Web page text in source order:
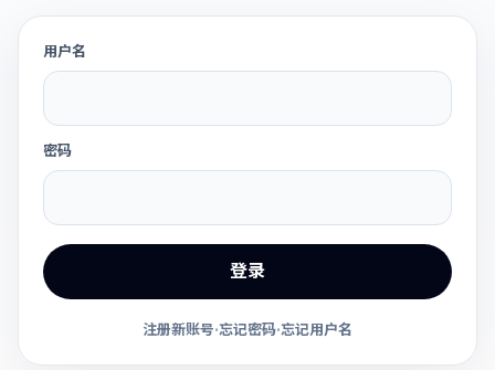
用户名
密码
登录
注册新账号·忘记密码·忘记用户名